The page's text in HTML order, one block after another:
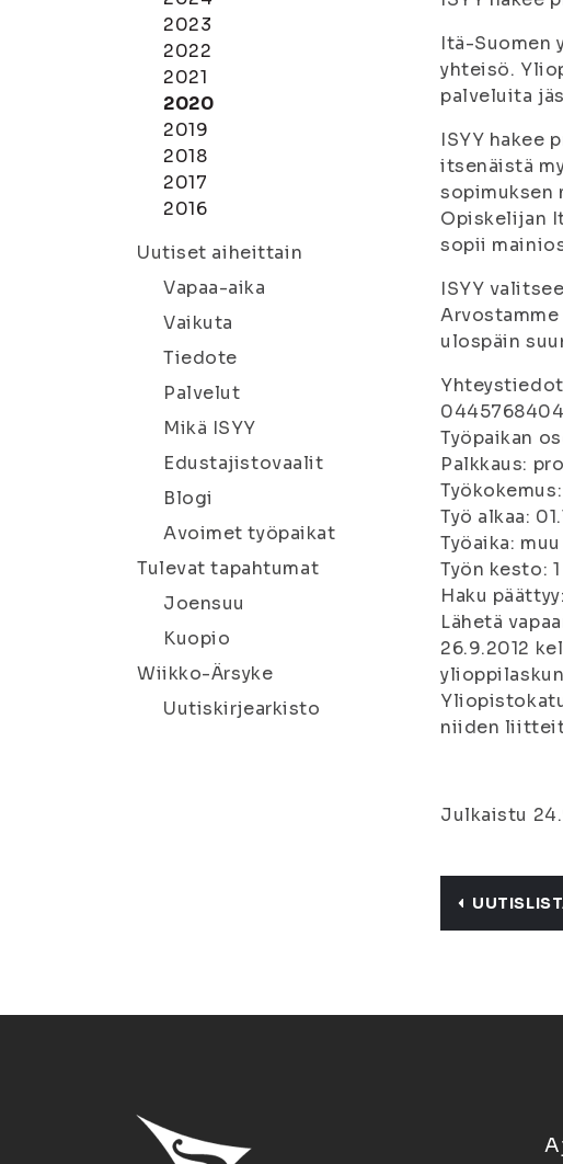
2023
2022
2021
2020
2019
2018
2017
2016
Uutiset aiheittain
Vapaa-aika
Vaikuta
Tiedote
Palvelut
Mikä ISYY
Edustajistovaalit
Blogi
Avoimet työpaikat
Tulevat tapahtumat
Joensuu
Kuopio
Wiikko-Ärsyke
Uutiskirjearkisto
Itä-Suomen
yhteisö.
palveluita
ISYY hakee
itsenäistä
sopimuksen
Opiskelijan
sopii
ISYY
ulospäin
Työpaikan
Palkkaus:
Työ alkaa:
Työaika:
Työn kesto:
Haku
Lähetä
26.9.2012
niiden
Julkaistu